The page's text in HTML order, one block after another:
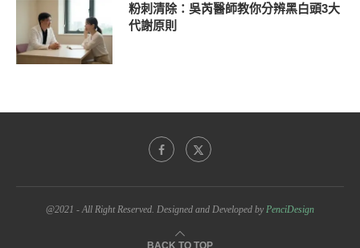
粉刺清除：吳芮醫師教你分辨黑白頭3大
代謝原則
@2021 - All Right Reserved. Designed and Developed byPenciDesign
BACK TO TOP